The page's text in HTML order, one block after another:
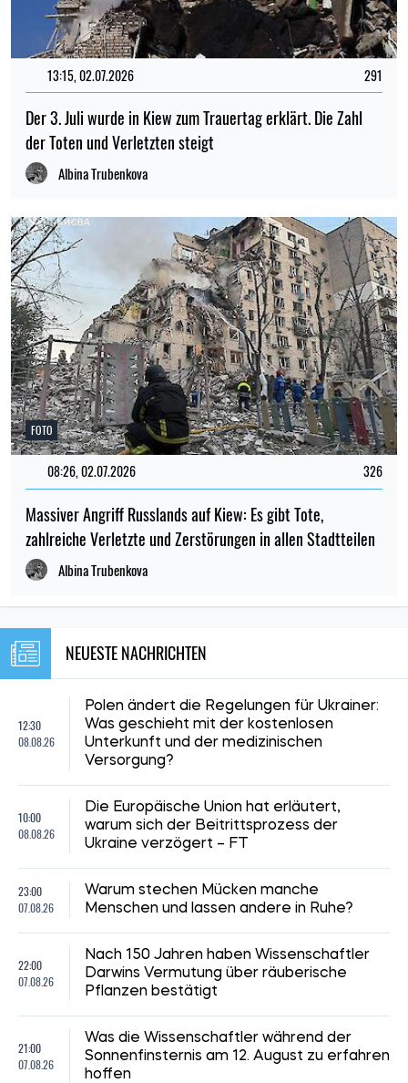
13:15, 02.07.2026 291
Der 3. Juli wurde in Kiew zum Trauertag erklärt. Die Zahl
der Toten und Verletzten steigt
Albina Trubenkova
FOTO
08:26, 02.07.2026 326
Massiver Angriff Russlands auf Kiew: Es gibt Tote,
zahlreiche Verletzte und Zerstörungen in allen Stadtteilen
Albina Trubenkova
NEUESTE NACHRICHTEN
12:30
08.08.26
Polen ändert die Regelungen für Ukrainer:
Was geschieht mit der kostenlosen
Unterkunft und der medizinischen
Versorgung?
10:00
08.08.26
Die Europäische Union hat erläutert,
warum sich der Beitrittsprozess der
Ukraine verzögert – FT
23:00
07.08.26
Warum stechen Mücken manche
Menschen und lassen andere in Ruhe?
22:00
07.08.26
Nach 150 Jahren haben Wissenschaftler
Darwins Vermutung über räuberische
Pflanzen bestätigt
21:00
07.08.26
Was die Wissenschaftler während der
Sonnenfinsternis am 12. August zu erfahren
hoffen